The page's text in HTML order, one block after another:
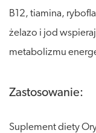
B12, tiamina,
żelazo i jod
metabolizmu
Zastosowanie:
Suplement diety